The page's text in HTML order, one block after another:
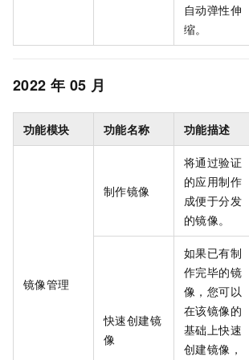
自动弹性伸
缩。
2022 年 05 月
功能模块 功能名称 功能描述
镜像管理
制作镜像
将通过验证
的应用制作
成便于分发
的镜像。
快速创建镜
像
如果已有制
作完毕的镜
像，您可以
在该镜像的
基础上快速
创建镜像，